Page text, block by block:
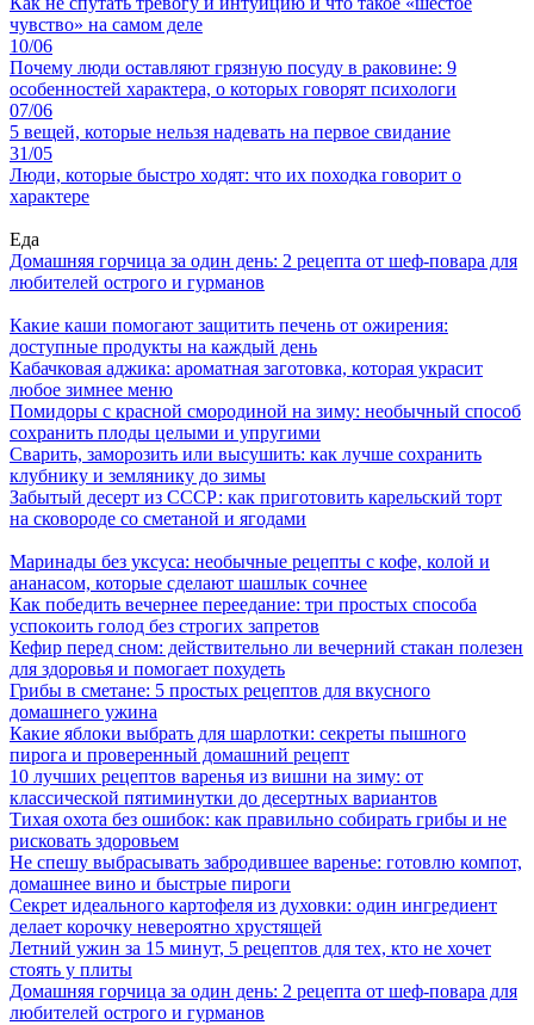
чувство» на самом деле
10/06
Почему люди оставляют грязную посуду в раковине: 9
особенностей характера, о которых говорят психологи
07/06
5 вещей, которые нельзя надевать на первое свидание
31/05
Люди, которые быстро ходят: что их походка говорит о
характере
Еда
Домашняя горчица за один день: 2 рецепта от шеф-повара для
любителей острого и гурманов
Какие каши помогают защитить печень от ожирения:
доступные продукты на каждый день
Кабачковая аджика: ароматная заготовка, которая украсит
любое зимнее меню
Помидоры с красной смородиной на зиму: необычный способ
сохранить плоды целыми и упругими
Сварить, заморозить или высушить: как лучше сохранить
клубнику и землянику до зимы
Забытый десерт из СССР: как приготовить карельский торт
на сковороде со сметаной и ягодами
Маринады без уксуса: необычные рецепты с кофе, колой и
ананасом, которые сделают шашлык сочнее
Как победить вечернее переедание: три простых способа
успокоить голод без строгих запретов
Кефир перед сном: действительно ли вечерний стакан полезен
для здоровья и помогает похудеть
Грибы в сметане: 5 простых рецептов для вкусного
домашнего ужина
Какие яблоки выбрать для шарлотки: секреты пышного
пирога и проверенный домашний рецепт
10 лучших рецептов варенья из вишни на зиму: от
классической пятиминутки до десертных вариантов
Тихая охота без ошибок: как правильно собирать грибы и не
рисковать здоровьем
Не спешу выбрасывать забродившее варенье: готовлю компот,
домашнее вино и быстрые пироги
Секрет идеального картофеля из духовки: один ингредиент
делает корочку невероятно хрустящей
Летний ужин за 15 минут, 5 рецептов для тех, кто не хочет
стоять у плиты
Домашняя горчица за один день: 2 рецепта от шеф-повара для
любителей острого и гурманов